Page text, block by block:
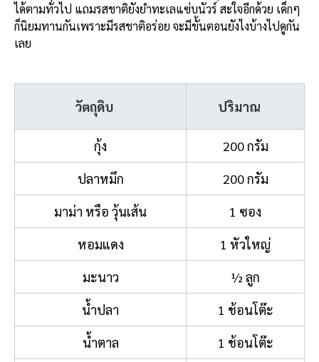
ได้ตามทั่วไป แถมรสชาติยังยำทะเลแซ่บนัวร์ สะใจอีกด้วย เด็กๆ
ก็นิยมทานกันเพราะมีรสชาติอร่อย จะมีขั้นตอนยังไงบ้างไปดูกัน
เลย
วัตถุดิบ ปริมาณ
กุ้ง
200 กรัม
ปลาหมึก
200 กรัม
มาม่า หรือ วุ้นเส้น
1 ซอง
หอมแดง
1 หัวใหญ่
มะนาว
½ ลูก
น้ำปลา
1 ช้อนโต๊ะ
น้ำตาล
1 ช้อนโต๊ะ